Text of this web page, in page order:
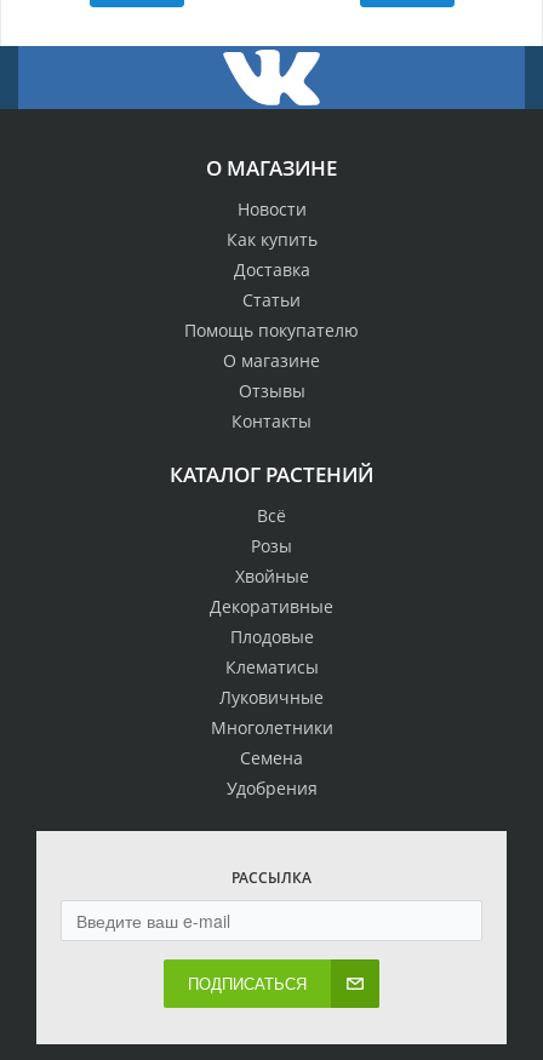
О МАГАЗИНЕ
Новости
Как купить
Доставка
Статьи
Помощь покупателю
О магазине
Отзывы
Контакты
КАТАЛОГ РАСТЕНИЙ
Всё
Розы
Хвойные
Декоративные
Плодовые
Клематисы
Луковичные
Многолетники
Семена
Удобрения
РАССЫЛКА
ПОДПИСАТЬСЯ